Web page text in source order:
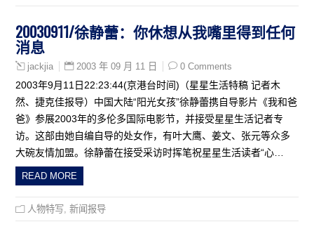
20030911/徐静蕾：你休想从我嘴里得到任何
消息
jackjia 2003 年 09 月 11 日 0 Comments
2003年9月11日22:23:44(京港台时间)（星星生活特稿 记者木
然、捷克佳报导）中国大陆“阳光女孩”徐静蕾携自导影片《我和爸
爸》参展2003年的多伦多国际电影节，并接受星星生活记者专
访。这部由她自编自导的处女作，有叶大鹰、姜文、张元等众多
大碗友情加盟。徐静蕾在接受采访时挥笔祝星星生活读者“心…
READ MORE
人物特写 ,新闻报导